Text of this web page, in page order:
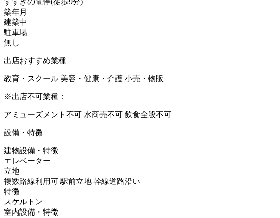
築年月
建築中
駐車場
無し
出店おすすめ業種
教育・スクール 美容・健康・介護 小売・物販
※出店不可業種：
アミューズメント不可 水商売不可 飲食全般不可
設備・特徴
建物設備・特徴
エレベーター
立地
複数路線利用可 駅前立地 幹線道路沿い
特徴
スケルトン
室内設備・特徴